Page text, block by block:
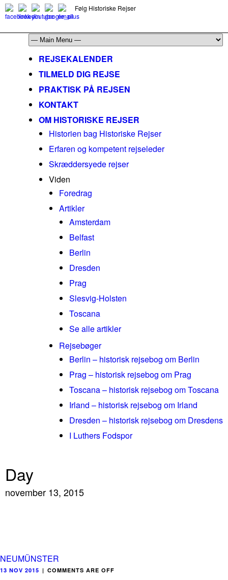
Følg Historiske Rejser
REJSEKALENDER
TILMELD DIG REJSE
PRAKTISK PÅ REJSEN
KONTAKT
OM HISTORISKE REJSER
Historien bag Historiske Rejser
Erfaren og kompetent rejseleder
Skræddersyede rejser
Viden
Foredrag
Artikler
Amsterdam
Belfast
Berlin
Dresden
Prag
Slesvig-Holsten
Toscana
Se alle artikler
Rejsebøger
Berlin – historisk rejsebog om Berlin
Prag – historisk rejsebog om Prag
Toscana – historisk rejsebog om Toscana
Irland – historisk rejsebog om Irland
Dresden – historisk rejsebog om Dresdens
I Luthers Fodspor
Day
november 13, 2015
NEUMÜNSTER
13 NOV 2015 | COMMENTS ARE OFF